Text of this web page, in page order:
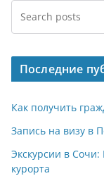
at
s
A
p
p
e
gr
a
m
Последние
Как получить
Запись на визу в
Экскурсии в
курорта